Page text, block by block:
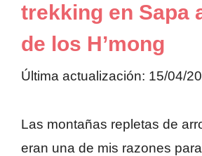
trekking en Sapa
de los H’mong
Última actualización: 15/04/
Las montañas repletas de
eran una de mis razones